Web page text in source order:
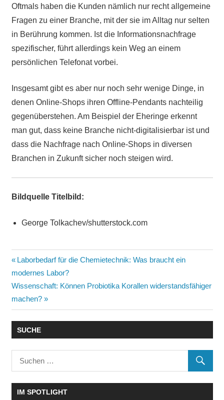
Oftmals haben die Kunden nämlich nur recht allgemeine
Fragen zu einer Branche, mit der sie im Alltag nur selten
in Berührung kommen. Ist die Informationsnachfrage
spezifischer, führt allerdings kein Weg an einem
persönlichen Telefonat vorbei.
Insgesamt gibt es aber nur noch sehr wenige Dinge, in
denen Online-Shops ihren Offline-Pendants nachteilig
gegenüberstehen. Am Beispiel der Eheringe erkennt
man gut, dass keine Branche nicht-digitalisierbar ist und
dass die Nachfrage nach Online-Shops in diversen
Branchen in Zukunft sicher noch steigen wird.
Bildquelle Titelbild:
George Tolkachev/shutterstock.com
Beitragsnavigation
Vorheriger
Beitrag:
Laborbedarf für die Chemietechnik: Was braucht ein
modernes Labor?
Nächster
Beitrag:
Wissenschaft: Können Probiotika Korallen widerstandsfähiger
machen?
SUCHE
IM SPOTLIGHT